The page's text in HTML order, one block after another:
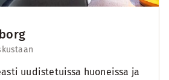
uudistetuissa huoneissa ja